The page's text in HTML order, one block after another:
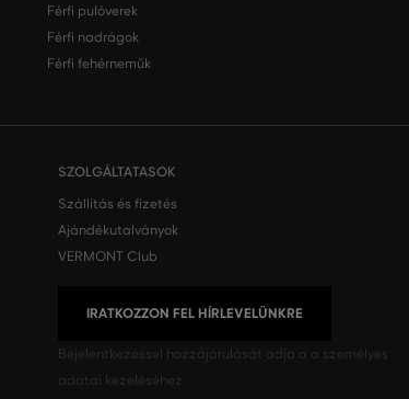
Férfi pulóverek
Férfi nadrágok
Férfi fehérneműk
SZOLGÁLTATASOK
Szállítás és fizetés
Ajándékutalványok
VERMONT Club
IRATKOZZON FEL HÍRLEVELÜNKRE
Bejelentkezéssel hozzájárulását adja a a személyes
adatai kezeléséhez.